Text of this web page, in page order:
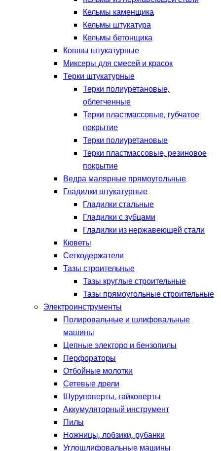
Кельмы каменщика
Кельмы штукатура
Кельмы бетонщика
Ковшы штукатурные
Миксеры для смесей и красок
Терки штукатурные
Терки полиуретановые,
облегченные
Терки пластмассовые, губчатое
покрытие
Терки полиуретановые
Терки пластмассовые, резиновое
покрытие
Ведра малярные прямоугольные
Гладилки штукатурные
Гладилки стальные
Гладилки с зубцами
Гладилки из нержавеющей стали
Кюветы
Сеткодержатели
Тазы строительные
Тазы круглые строительные
Тазы прямоугольные строительные
Электроинструменты
Полировальные и шлифовальные
машины
Цепные электоро и бензопилы
Перфораторы
Отбойные молотки
Сетевые дрели
Шуруповерты, гайковерты
Аккумуляторный инструмент
Пилы
Ножницы, лобзики, рубанки